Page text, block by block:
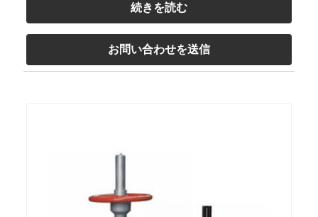
続きを読む
お問い合わせを送信